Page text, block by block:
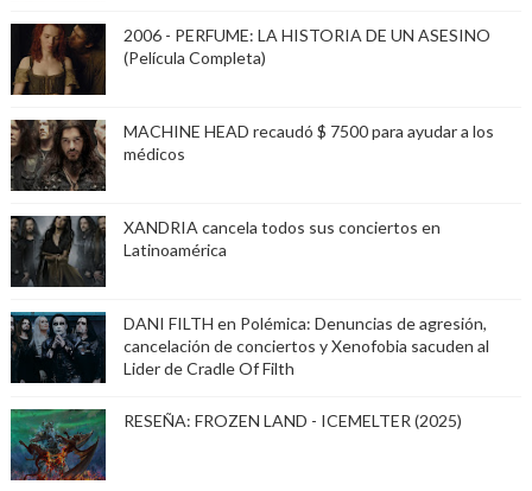
2006 - PERFUME: LA HISTORIA DE UN ASESINO
(Película Completa)
MACHINE HEAD recaudó $ 7500 para ayudar a los
médicos
XANDRIA cancela todos sus conciertos en
Latinoamérica
DANI FILTH en Polémica: Denuncias de agresión,
cancelación de conciertos y Xenofobia sacuden al
Lider de Cradle Of Filth
RESEÑA: FROZEN LAND - ICEMELTER (2025)